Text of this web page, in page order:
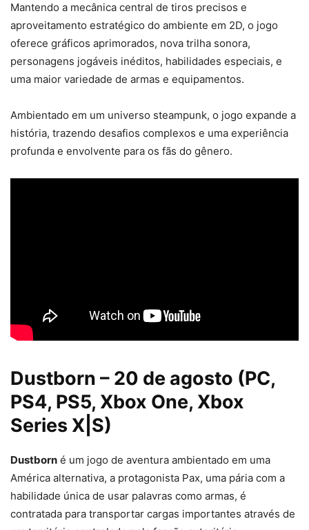
Mantendo a mecânica central de tiros precisos e
aproveitamento estratégico do ambiente em 2D, o jogo
oferece gráficos aprimorados, nova trilha sonora,
personagens jogáveis inéditos, habilidades especiais, e
uma maior variedade de armas e equipamentos.
Ambientado em um universo steampunk, o jogo expande a
história, trazendo desafios complexos e uma experiência
profunda e envolvente para os fãs do gênero.
Dustborn – 20 de agosto (PC,
PS4, PS5, Xbox One, Xbox
Series X|S)
Dustborn é um jogo de aventura ambientado em uma
América alternativa, a protagonista Pax, uma pária com a
habilidade única de usar palavras como armas, é
contratada para transportar cargas importantes através de